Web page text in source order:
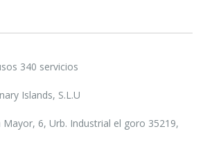
340 servicios
Islands, S.L.U
Mayor, 6, Urb. Industrial el goro 35219,